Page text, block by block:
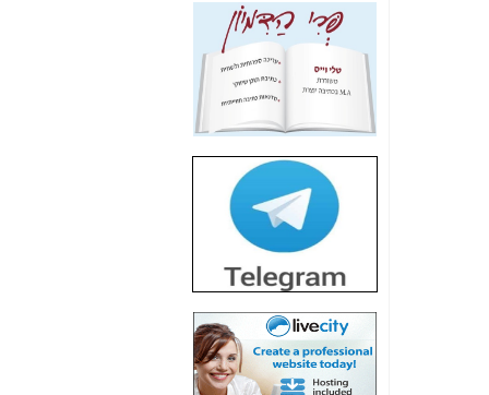
"יש אפליה בחקירה"?
חשיפה: למה השר
משה כחלון לא נחקר
עד היום? -
כאן
חשיפת חשד לשחיתות
הדומה לזו של "תיק
הסלולר -כאן
חשיפת מה שלא
רוצים שתדעו בעניין
פריסת אנלימיטד
(בניחוח בלתי נסבל) -
כאן
חשיפה: איוב קרא
אישר לקבוצת סלקום
בדיוק מה שביבי אישר
כאן